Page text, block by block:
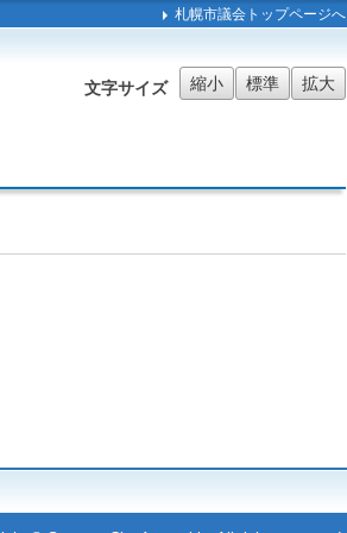
札幌市議会トップページへ
文字サイズ 縮小 標準 拡大